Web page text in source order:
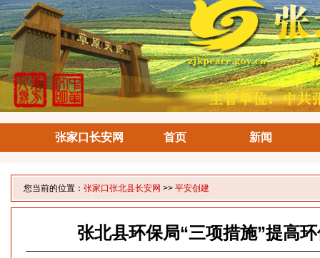
张家口长安网 首页 新闻
您当前的位置： 张家口张北县长安网 >> 平安创建
张北县环保局“三项措施”提高